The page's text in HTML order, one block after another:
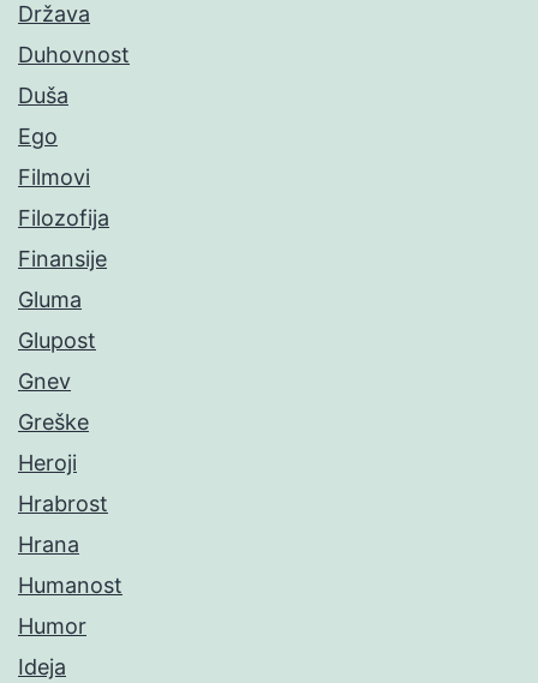
Država
Duhovnost
Duša
Ego
Filmovi
Filozofija
Finansije
Gluma
Glupost
Gnev
Greške
Heroji
Hrabrost
Hrana
Humanost
Humor
Ideja